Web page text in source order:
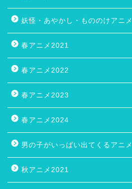
妖怪・あやかし・もののけアニメ
春アニメ2021
春アニメ2022
春アニメ2023
春アニメ2024
男の子がいっぱい出てくるアニメ
秋アニメ2021